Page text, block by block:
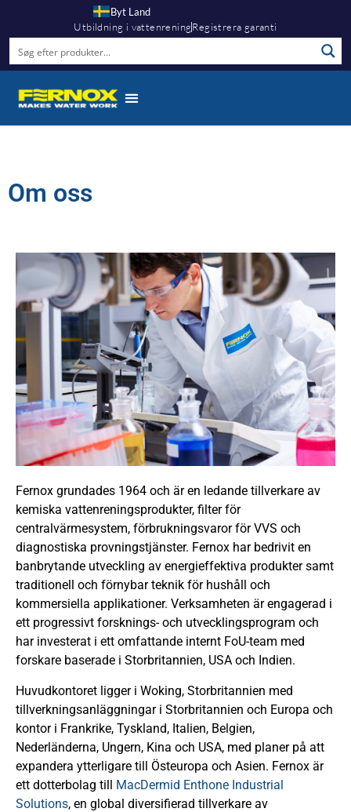
Byt Land
Utbildning i vattenreningRegistrera garanti
Om oss
Fernox grundades 1964 och är en ledande tillverkare av
kemiska vattenreningsprodukter, filter för
centralvärmesystem, förbrukningsvaror för VVS och
diagnostiska provningstjänster. Fernox har bedrivit en
banbrytande utveckling av energieffektiva produkter samt
traditionell och förnybar teknik för hushåll och
kommersiella applikationer. Verksamheten är engagerad i
ett progressivt forsknings- och utvecklingsprogram och
har investerat i ett omfattande internt FoU-team med
forskare baserade i Storbritannien, USA och Indien.
Huvudkontoret ligger i Woking, Storbritannien med
tillverkningsanläggningar i Storbritannien och Europa och
kontor i Frankrike, Tyskland, Italien, Belgien,
Nederländerna, Ungern, Kina och USA, med planer på att
expandera ytterligare till Östeuropa och Asien. Fernox är
ett dotterbolag till MacDermid Enthone Industrial
Solutions, en global diversifierad tillverkare av